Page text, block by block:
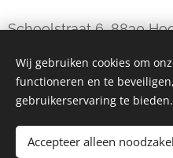
Niet in
Schoolstraat 6, 8830
webdesign
Wij gebruiken cookies om
functioneren en te
gebruikerservaring te bieden.
Accepteer alleen